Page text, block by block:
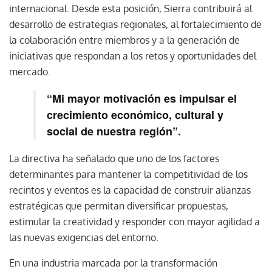
internacional. Desde esta posición, Sierra contribuirá al
desarrollo de estrategias regionales, al fortalecimiento de
la colaboración entre miembros y a la generación de
iniciativas que respondan a los retos y oportunidades del
mercado.
“Mi mayor motivación es impulsar el
crecimiento económico, cultural y
social de nuestra región”.
La directiva ha señalado que uno de los factores
determinantes para mantener la competitividad de los
recintos y eventos es la capacidad de construir alianzas
estratégicas que permitan diversificar propuestas,
estimular la creatividad y responder con mayor agilidad a
las nuevas exigencias del entorno.
En una industria marcada por la transformación